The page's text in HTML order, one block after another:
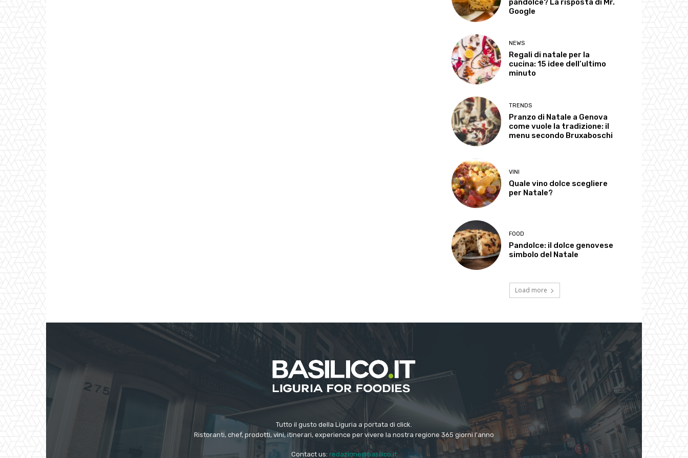
pandolce? La risposta di Mr.
Google
NEWS
Regali di natale per la
cucina: 15 idee dell’ultimo
minuto
TRENDS
Pranzo di Natale a Genova
come vuole la tradizione: il
menu secondo Bruxaboschi
VINI
Quale vino dolce scegliere
per Natale?
FOOD
Pandolce: il dolce genovese
simbolo del Natale
Load more
Tutto il gusto della Liguria a portata di click.
Ristoranti, chef, prodotti, vini, itinerari, experience per vivere la nostra regione 365 giorni l'anno
Contact us: redazione@basilico.it